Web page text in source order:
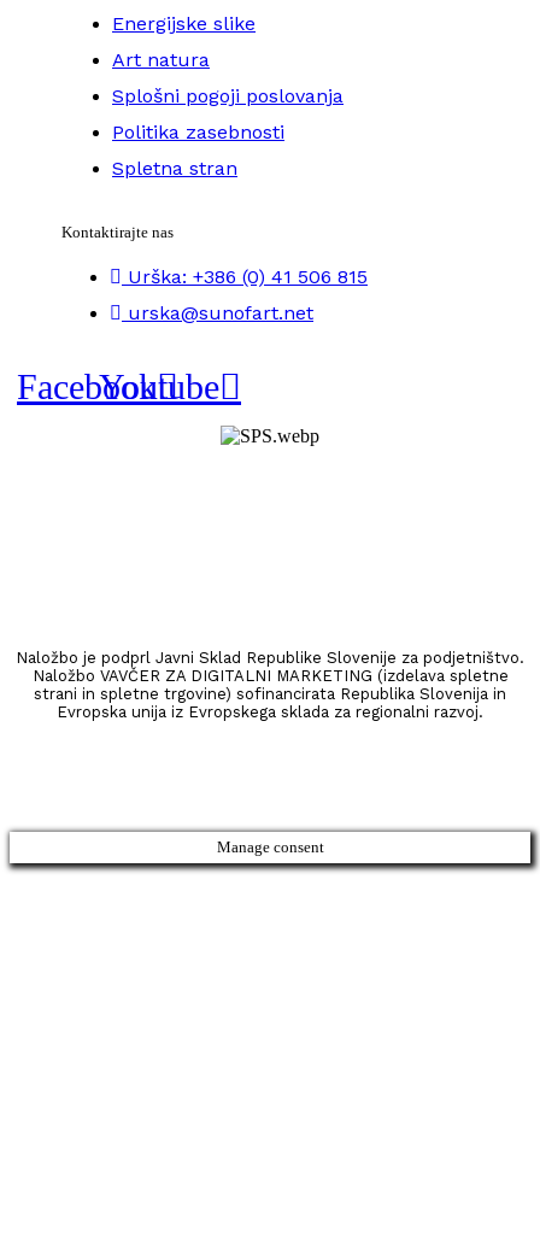
Energijske slike
Art natura
Splošni pogoji poslovanja
Politika zasebnosti
Spletna stran
Kontaktirajte nas
Urška: +386 (0) 41 506 815
urska@sunofart.net
FacebookYoutube
Naložbo je podprl Javni Sklad Republike Slovenije za podjetništvo.
Naložbo VAVČER ZA DIGITALNI MARKETING (izdelava spletne
strani in spletne trgovine) sofinancirata Republika Slovenija in
Evropska unija iz Evropskega sklada za regionalni razvoj.
Manage consent